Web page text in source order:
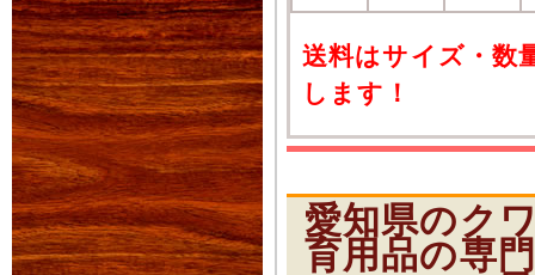
送料はサイズ・数
します！
愛知県のク
育用品の専